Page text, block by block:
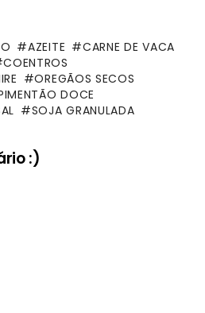
AZEITE
CARNE DE VACA
COENTROS
OREGÃOS SECOS
DOCE
SOJA GRANULADA
:)